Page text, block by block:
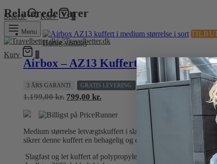
Search Kurv 0
Menu
Kurv
Relaterede varer
Hurtig visning
Airbox – AZ13 Kuffert – Medium 65
3 ÅRS GARANTI GRATIS LEVERING
1.199,00kr. Den
pris
1.199,00 kr..
799,00 kr.Den
pris
799,00 kr..
Medium størrelse letvægtskuffert i slagfast polypropylen,
sikrer denne kuffert en behagelig og organiseret rejse. Alle
Slagfast og let kuffert af polypropylen